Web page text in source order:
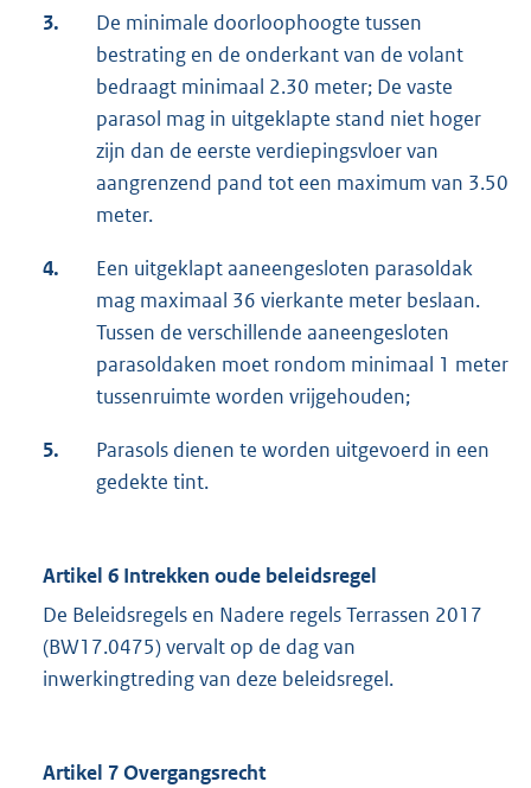
3.
De minimale doorloophoogte tussen
bestrating en de onderkant van de volant
bedraagt minimaal 2.30 meter; De vaste
parasol mag in uitgeklapte stand niet hoger
zijn dan de eerste verdiepingsvloer van
aangrenzend pand tot een maximum van 3.50
meter.
4.
Een uitgeklapt aaneengesloten parasoldak
mag maximaal 36 vierkante meter beslaan.
Tussen de verschillende aaneengesloten
parasoldaken moet rondom minimaal 1 meter
tussenruimte worden vrijgehouden;
5.
Parasols dienen te worden uitgevoerd in een
gedekte tint.
Artikel 6 Intrekken oude beleidsregel
De Beleidsregels en Nadere regels Terrassen 2017
(BW17.0475) vervalt op de dag van
inwerkingtreding van deze beleidsregel.
Artikel 7 Overgangsrecht